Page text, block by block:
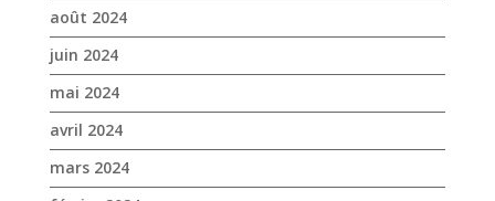
février 2024
janvier 2024
décembre 2023
novembre 2023
octobre 2023